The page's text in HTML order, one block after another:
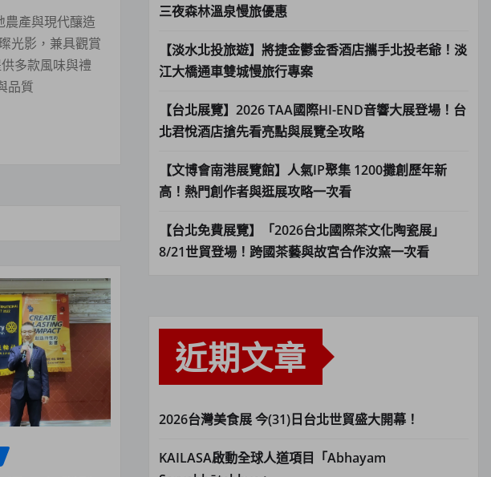
農產與現代釀造
光影，兼具觀賞
多款風味與禮
品質
三夜森林溫泉慢旅優惠
【淡水北投旅遊】將捷金鬱金香酒店攜手北投老爺！淡
江大橋通車雙城慢旅行專案
【台北展覽】2026 TAA國際HI-END音響大展登場！台
北君悅酒店搶先看亮點與展覽全攻略
【文博會南港展覽館】人氣IP聚集 1200攤創歷年新
高！熱門創作者與逛展攻略一次看
【台北免費展覽】「2026台北國際茶文化陶瓷展」
8/21世貿登場！跨國茶藝與故宮合作汝窯一次看
近期文章
2026台灣美食展 今(31)日台北世貿盛大開幕！
KAILASA啟動全球人道項目「Abhayam